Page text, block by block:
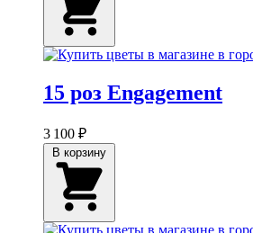
15 роз Engagement
3 100 ₽